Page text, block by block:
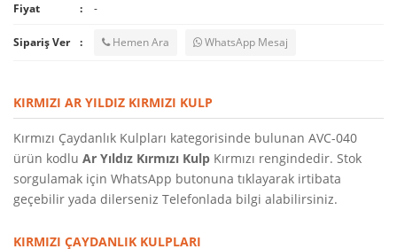
Fiyat -
Sipariş Ver Hemen Ara WhatsApp Mesaj
KIRMIZI AR YILDIZ KIRMIZI KULP
Kırmızı Çaydanlık Kulpları kategorisinde bulunan AVC-040
ürün kodlu Ar Yıldız Kırmızı Kulp Kırmızı rengindedir. Stok
sorgulamak için WhatsApp butonuna tıklayarak irtibata
geçebilir yada dilerseniz Telefonlada bilgi alabilirsiniz.
KIRMIZI ÇAYDANLIK KULPLARI